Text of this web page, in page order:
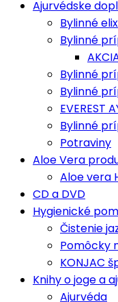
Ajurvédske
Bylinné
Bylinné
Bylinné
Bylinné
EVEREST
Bylinné
Potraviny
Aloe Vera
Aloe vera
CD a DVD
Hygienické
Čistenie
Pomôcky
KONJAC
Knihy o joge a
Ajurvéda